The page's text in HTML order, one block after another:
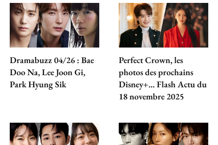
Dramabuzz 04/26 : Bae
Doo Na, Lee Joon Gi,
Park Hyung Sik
Perfect Crown, les
photos des prochains
Disney+… Flash Actu du
18 novembre 2025